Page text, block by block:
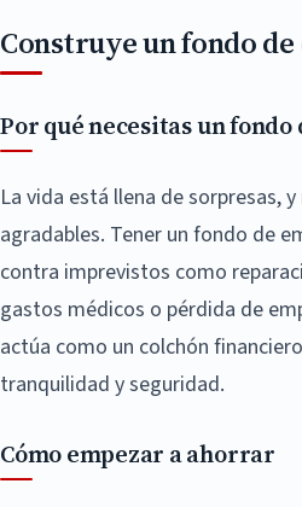
Construye un fondo
Por qué necesitas un
La vida está llena de sorpresas,
agradables. Tener un fondo de
contra imprevistos como
gastos médicos o pérdida de
actúa como un colchón
tranquilidad y seguridad.
Cómo empezar a ahorrar